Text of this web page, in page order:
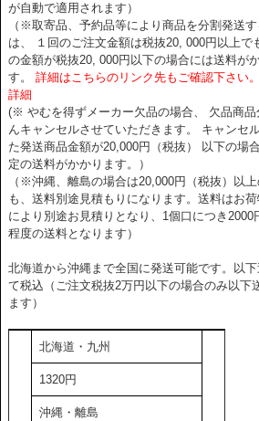
が自動で適用されます）
（※取寄品、予約品等により商品を分割発送
は、 １回のご注文金額は税抜20, 000円以上で
の金額が税抜20, 000円以下の場合には送料が
す。
詳細はこちらのリンク先もご確認下さい
詳細
(※ やむを得ずメーカー欠品の場合、 欠品商品
んキャンセルさせていただきます。 キャンセ
た発送商品金額が20,000円（税抜） 以下の場
定の送料がかかります。）
（※沖縄、離島の場合は20,000円（税抜）以
も、送料別途見積もりになります。送料はお
により別途お見積りとなり、1個口につき2000
程度の送料となります）
北海道から沖縄まで全国に発送可能です。以
て税込（ご注文税抜2万円以下の場合のみ以下
ます）
北海道・九州
1320円
沖縄・離島